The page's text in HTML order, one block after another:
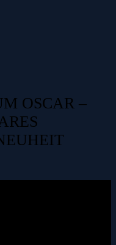
OSCAR –